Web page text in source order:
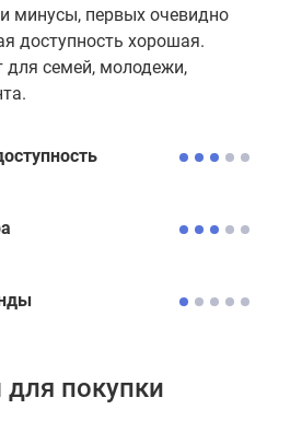
минусы, первых очевидно
доступность хорошая.
для семей, молодежи,
покупки